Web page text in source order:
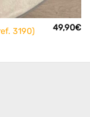
3190) 49,90€